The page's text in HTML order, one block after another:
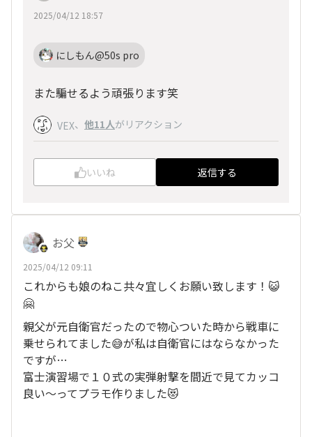
2025/04/12 18:57
にしもん@50s pro
また騙せるよう頑張ります笑
VEX、 他11人がリアクション
いいね 返信する
お父
2025/04/12 09:11
これからも娘のねこ共々宜しくお願い致します！😺
🤗
親父が元自衛官だったので物心ついた時から戦車に
乗せられてました😅が私は自衛官にはならなかった
ですが…
富士演習場で１０式の実弾射撃を間近で見てカッコ
良い〜ってプラモ作りました😻